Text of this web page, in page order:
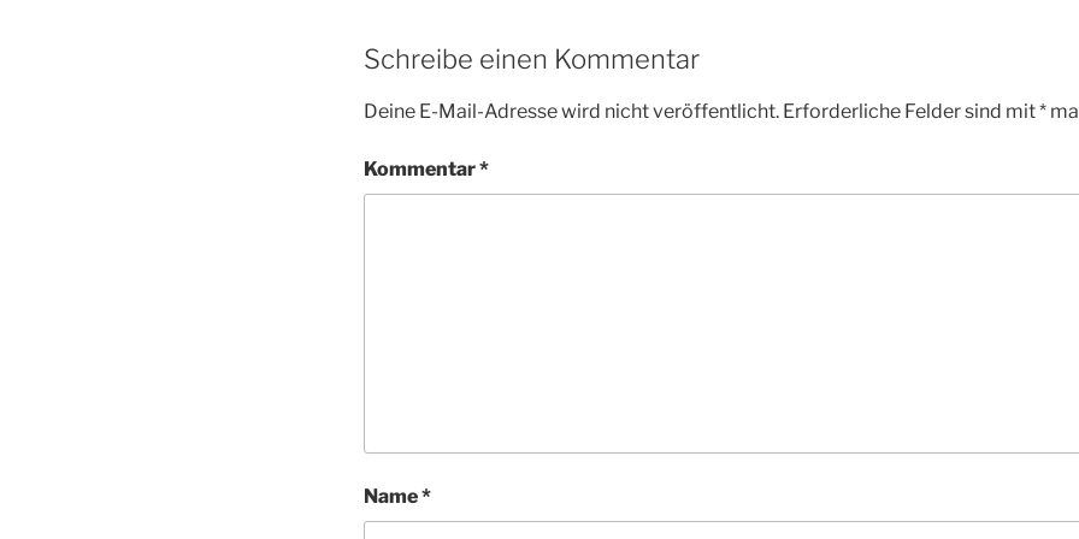
Schreibe einen Kommentar
Deine E-Mail-Adresse wird nicht veröffentlicht. Erforderliche Felder sind mit*
Kommentar*
Name*